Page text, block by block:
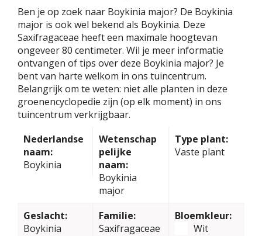
Ben je op zoek naar Boykinia major? De Boykinia
major is ook wel bekend als Boykinia. Deze
Saxifragaceae heeft een maximale hoogtevan
ongeveer 80 centimeter. Wil je meer informatie
ontvangen of tips over deze Boykinia major? Je
bent van harte welkom in ons tuincentrum.
Belangrijk om te weten: niet alle planten in deze
groenencyclopedie zijn (op elk moment) in ons
tuincentrum verkrijgbaar.
Nederlandse
naam:
Boykinia
Wetenschap
pelijke
naam:
Boykinia
major
Type plant:
Vaste plant
Geslacht:
Boykinia
Familie:
Saxifragaceae
Bloemkleur:
Wit